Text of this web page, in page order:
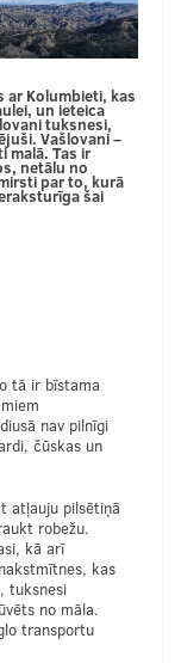
ar Kolumbieti, kas
un ieteica
tuksnesi,
Vašlovani –
malā. Tas ir
netālu no
par to, kurā
šai
tā ir bīstama
nav pilnīgi
čūskas un
atļauju pilsētiņā
robežu.
kā arī
kas
tuksnesi
no māla.
transportu